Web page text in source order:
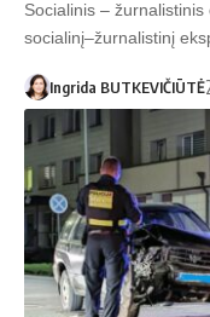
Socialinis – žurnalistinis
socialinį–žurnalistinį
Ingrida BUTKEVIČIŪTĖ